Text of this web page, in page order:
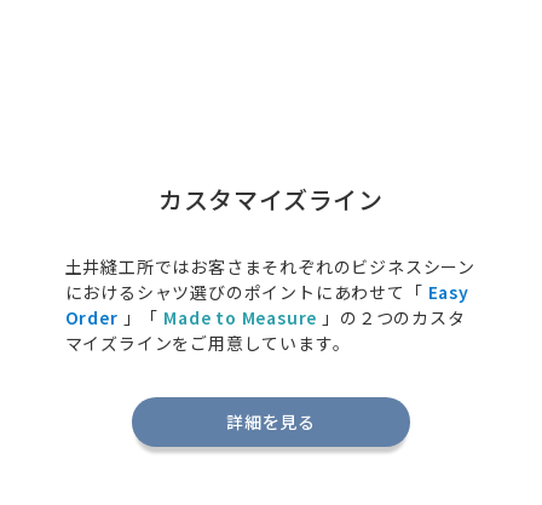
カスタマイズライン
土井縫工所ではお客さまそれぞれのビジネスシーン
におけるシャツ選びのポイントにあわせて「 Easy
Order 」「 Made to Measure 」の２つのカスタ
マイズラインをご用意しています。
詳細を見る